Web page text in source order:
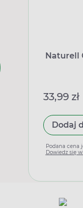
Naturell
33,99 zł
Dodaj
Podana cena
Dowiedz się